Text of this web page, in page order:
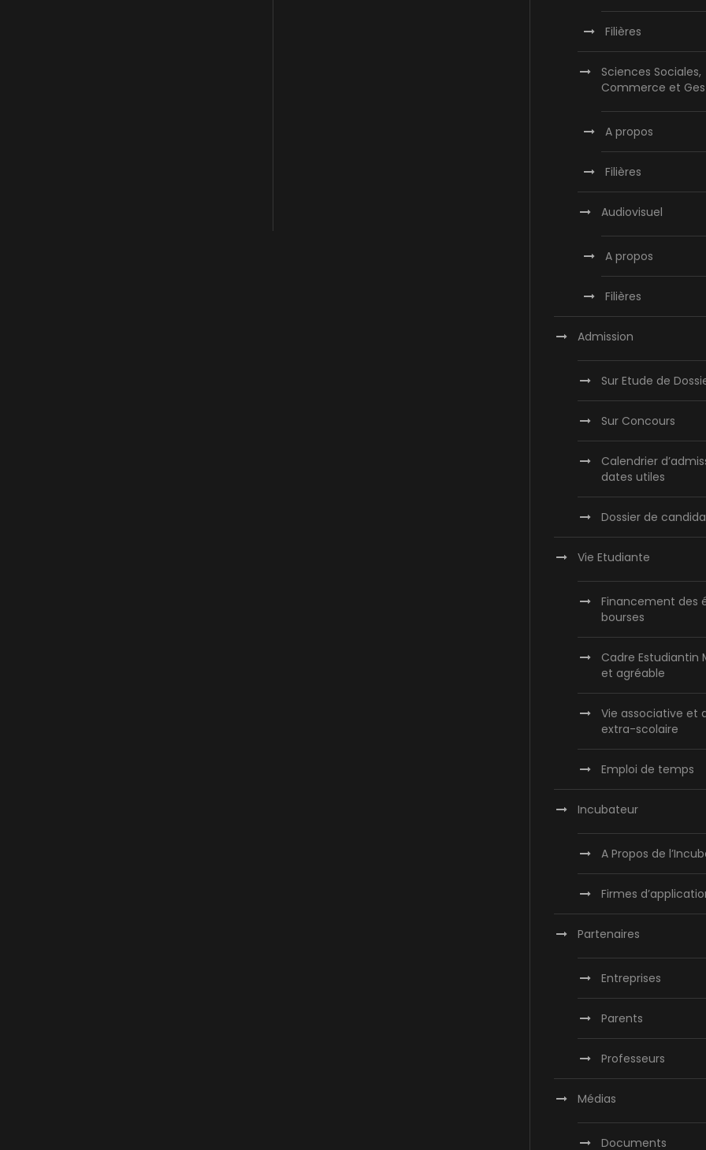
Filières
Sciences Sociales,
Commerce et
A propos
Filières
Audiovisuel
A propos
Filières
Admission
Sur Etude de
Sur Concours
Calendrier
dates utiles
Dossier de
Vie Etudiante
Financement des
bourses
Cadre Estudiantin
et agréable
Vie associative et
extra-scolaire
Emploi de temps
Incubateur
A Propos de
Firmes
Partenaires
Entreprises
Parents
Professeurs
Médias
Documents